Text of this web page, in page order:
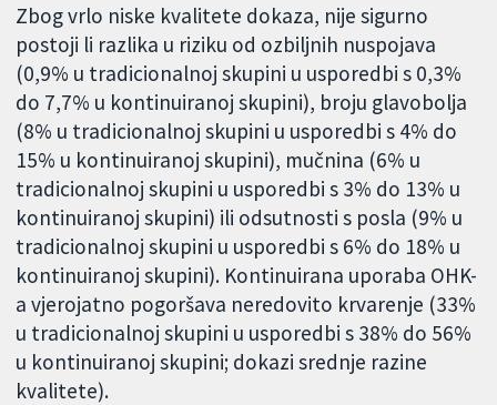
Zbog vrlo niske kvalitete dokaza, nije sigurno
postoji li razlika u riziku od ozbiljnih nuspojava
(0,9% u tradicionalnoj skupini u usporedbi s 0,3%
do 7,7% u kontinuiranoj skupini), broju glavobolja
(8% u tradicionalnoj skupini u usporedbi s 4% do
15% u kontinuiranoj skupini), mučnina (6% u
tradicionalnoj skupini u usporedbi s 3% do 13% u
kontinuiranoj skupini) ili odsutnosti s posla (9% u
tradicionalnoj skupini u usporedbi s 6% do 18% u
kontinuiranoj skupini). Kontinuirana uporaba OHK-
a vjerojatno pogoršava neredovito krvarenje (33%
u tradicionalnoj skupini u usporedbi s 38% do 56%
u kontinuiranoj skupini; dokazi srednje razine
kvalitete).